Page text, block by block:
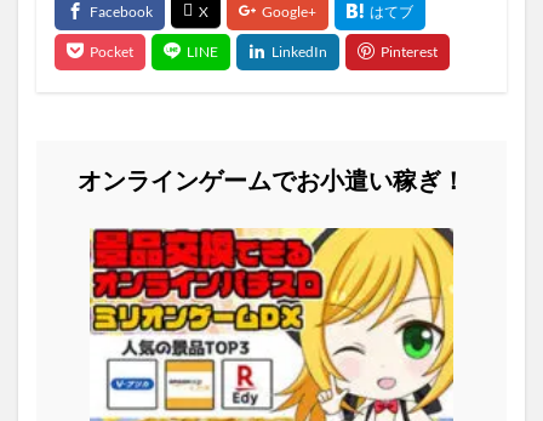
オンラインゲームでお小遣い稼ぎ！